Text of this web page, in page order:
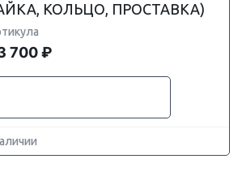
КОЛЬЦО, ПРОСТАВКА)
700 ₽